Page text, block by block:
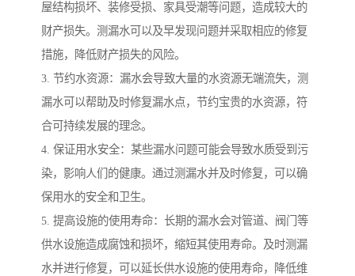
屋结构损坏、装修受损、家具受潮等问题，造成较大的
财产损失。测漏水可以及早发现问题并采取相应的修复
措施，降低财产损失的风险。
3. 节约水资源：漏水会导致大量的水资源无端流失，测
漏水可以帮助及时修复漏水点，节约宝贵的水资源，符
合可持续发展的理念。
4. 保证用水安全：某些漏水问题可能会导致水质受到污
染，影响人们的健康。通过测漏水并及时修复，可以确
保用水的安全和卫生。
5. 提高设施的使用寿命：长期的漏水会对管道、阀门等
供水设施造成腐蚀和损坏，缩短其使用寿命。及时测漏
水并进行修复，可以延长供水设施的使用寿命，降低维